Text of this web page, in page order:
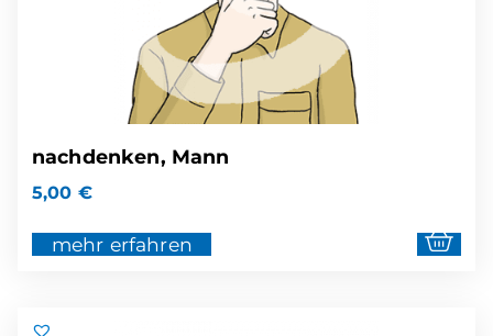
nachdenken, Mann
5,00 €
mehr erfahren